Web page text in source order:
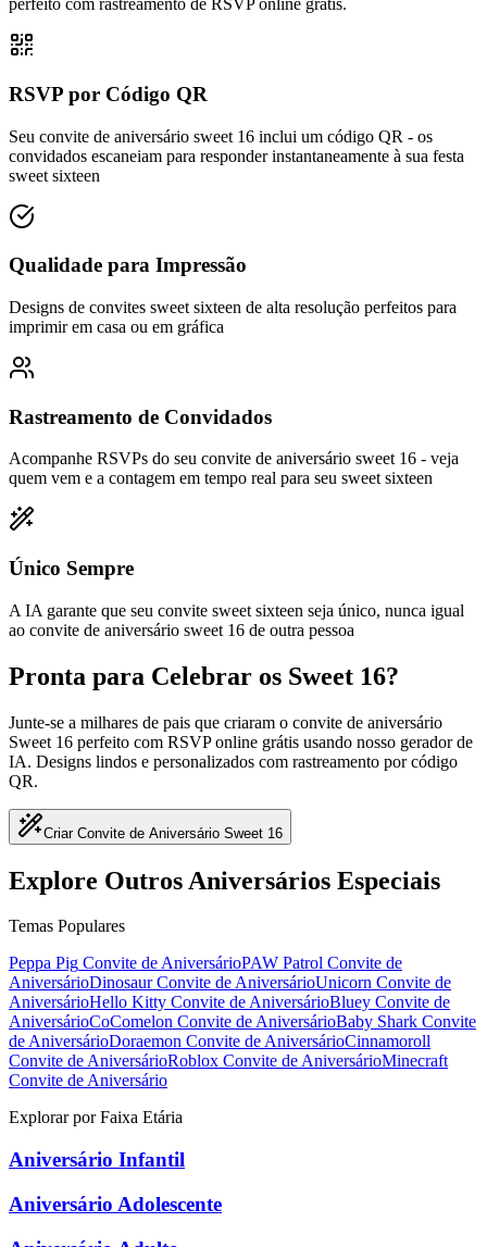
perfeito com rastreamento de RSVP online grátis.
RSVP por Código QR
Seu convite de aniversário sweet 16 inclui um código QR - os
convidados escaneiam para responder instantaneamente à sua festa
sweet sixteen
Qualidade para Impressão
Designs de convites sweet sixteen de alta resolução perfeitos para
imprimir em casa ou em gráfica
Rastreamento de Convidados
Acompanhe RSVPs do seu convite de aniversário sweet 16 - veja
quem vem e a contagem em tempo real para seu sweet sixteen
Único Sempre
A IA garante que seu convite sweet sixteen seja único, nunca igual
ao convite de aniversário sweet 16 de outra pessoa
Pronta para Celebrar os Sweet 16?
Junte-se a milhares de pais que criaram o convite de aniversário
Sweet 16 perfeito com RSVP online grátis usando nosso gerador de
IA. Designs lindos e personalizados com rastreamento por código
QR.
Criar Convite de Aniversário Sweet 16
Explore Outros Aniversários Especiais
Temas Populares
Peppa Pig Convite de AniversárioPAW Patrol Convite de
AniversárioDinosaur Convite de AniversárioUnicorn Convite de
AniversárioHello Kitty Convite de AniversárioBluey Convite de
AniversárioCoComelon Convite de AniversárioBaby Shark Convite
de AniversárioDoraemon Convite de AniversárioCinnamoroll
Convite de AniversárioRoblox Convite de AniversárioMinecraft
Convite de Aniversário
Explorar por Faixa Etária
Aniversário Infantil
Aniversário Adolescente